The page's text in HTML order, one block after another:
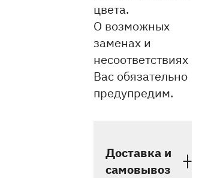
цвета.
О возможных
заменах и
несоответствиях
Вас обязательно
предупредим.
Доставка и
самовывоз